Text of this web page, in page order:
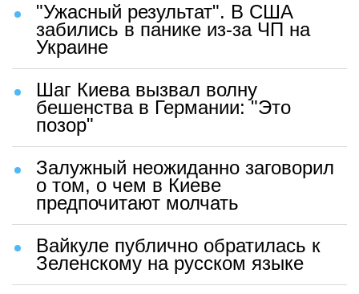
"Ужасный результат". В США
забились в панике из-за ЧП на
Украине
Шаг Киева вызвал волну
бешенства в Германии: "Это
позор"
Залужный неожиданно заговорил
о том, о чем в Киеве
предпочитают молчать
Вайкуле публично обратилась к
Зеленскому на русском языке